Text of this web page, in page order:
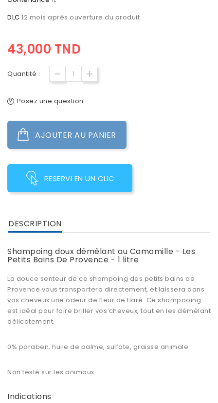
DLC 12 mois après ouverture du produit
43,000 TND
Quantité :
Posez une question
AJOUTER AU PANIER
RESERVI EN UN CLIC
DESCRIPTION
Shampoing doux démêlant au Camomille - Les
Petits Bains De Provence - 1 litre
La douce senteur de ce shampoing des petits bains de
Provence vous transportera directement, et laissera dans
vos cheveux une odeur de fleur de tiaré. Ce shampooing
est idéal pour faire briller vos cheveux, tout en les démêlant
délicatement.
0% paraben, huile de palme, sulfate, graisse animale.
Non testé sur les animaux.
Indications